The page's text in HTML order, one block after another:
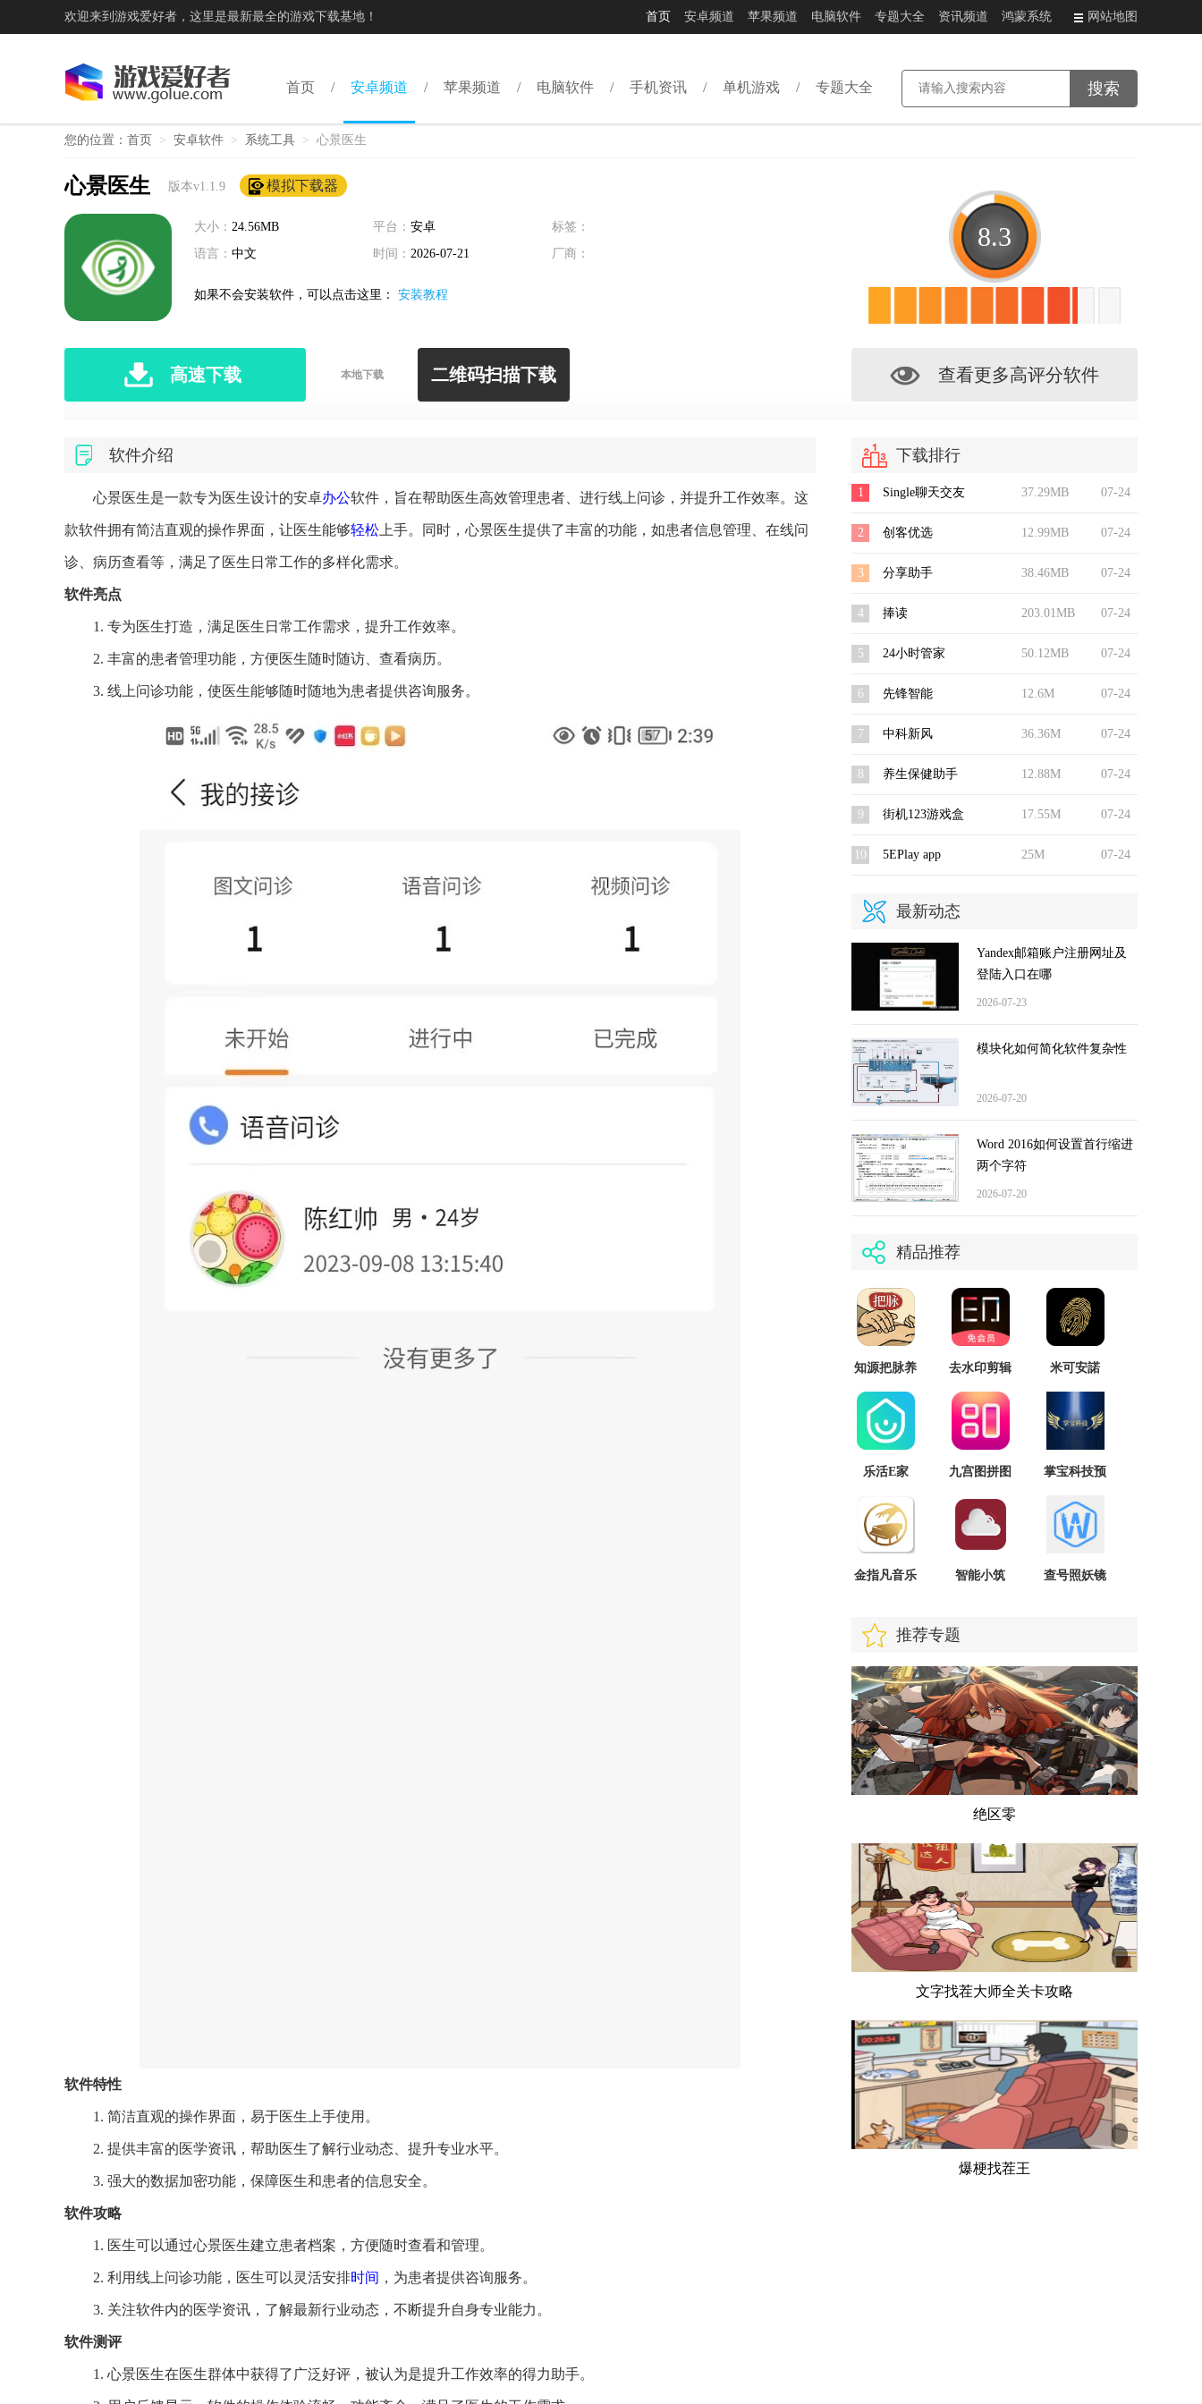
欢迎来到游戏爱好者，这里是最新最全的游戏下载基地！ 首页 安卓频道 苹果频道 电脑软件 专题大全 资讯频道 鸿蒙系统 网站地图
首页 安卓频道 苹果频道 电脑软件 手机资讯 单机游戏 专题大全
您的位置： 首页 > 安卓软件 > 系统工具 > 心景医生
心景医生 版本v1.1.9 模拟下载器
大小： 24.56MB 平台： 安卓
标签：
语言： 中文 时间： 2026-07-21 厂商：
如果不会安装软件，可以点击这里： 安装教程
高速下载 本地下载 二维码扫描下载
8.3
查看更多高评分软件
软件介绍
心景医生是一款专为医生设计的安卓办公软件，旨在帮助医生高效管理患者、进行线上问诊，并提升工作效率。这
款软件拥有简洁直观的操作界面，让医生能够轻松 上手。同时，心景医生提供了丰富的功能，如患者信息管理、在线问
诊、病历查看等，满足了医生日常工作的多样化需求。
软件亮点
1. 专为医生打造，满足医生日常工作需求，提升工作效率。
2. 丰富的患者管理功能，方便医生随时随访、查看病历。
3. 线上问诊功能，使医生能够随时随地为患者提供咨询服务。
软件特性
1. 简洁直观的操作界面，易于医生上手使用。
2. 提供丰富的医学资讯，帮助医生了解行业动态、提升专业水平。
3. 强大的数据加密功能，保障医生和患者的信息安全。
软件攻略
1. 医生可以通过心景医生建立患者档案，方便随时查看和管理。
2. 利用线上问诊功能，医生可以灵活安排时间 ，为患者提供咨询服务。
3. 关注软件内的医学资讯，了解最新行业动态，不断提升自身专业能力。
软件测评
1. 心景医生在医生群体中获得了广泛好评，被认为是提升工作效率的得力助手。
下载排行
07-24
37.29MB
1 Single聊天交友
07-24
12.99MB
2 创客优选
07-24
38.46MB
3 分享助手
07-24
203.01MB
4 捧读
07-24
50.12MB
5 24小时管家
07-24
12.6M
6 先锋智能
07-24
36.36M
7 中科新风
07-24
12.88M
8 养生保健助手
07-24
17.55M
9 街机123游戏盒
07-24
25M
10 5EPlay app
最新动态
Yandex邮箱账户注册网址及
登陆入口在哪
2026-07-23
模块化如何简化软件复杂性
2026-07-20
Word 2016如何设置首行缩进
两个字符
2026-07-20
精品推荐
知源把脉养
去水印剪辑
米可安諾
乐活E家
九宫图拼图
辑）
掌宝科技预
金指凡音乐 智能小筑 查号照妖镜
推荐专题
绝区零
文字找茬大师全关卡攻略
爆梗找茬王